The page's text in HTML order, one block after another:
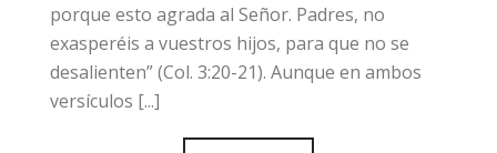
porque esto agrada al Señor. Padres, no
exasperéis a vuestros hijos, para que no se
desalienten” (Col. 3:20-21). Aunque en ambos
versículos [...]